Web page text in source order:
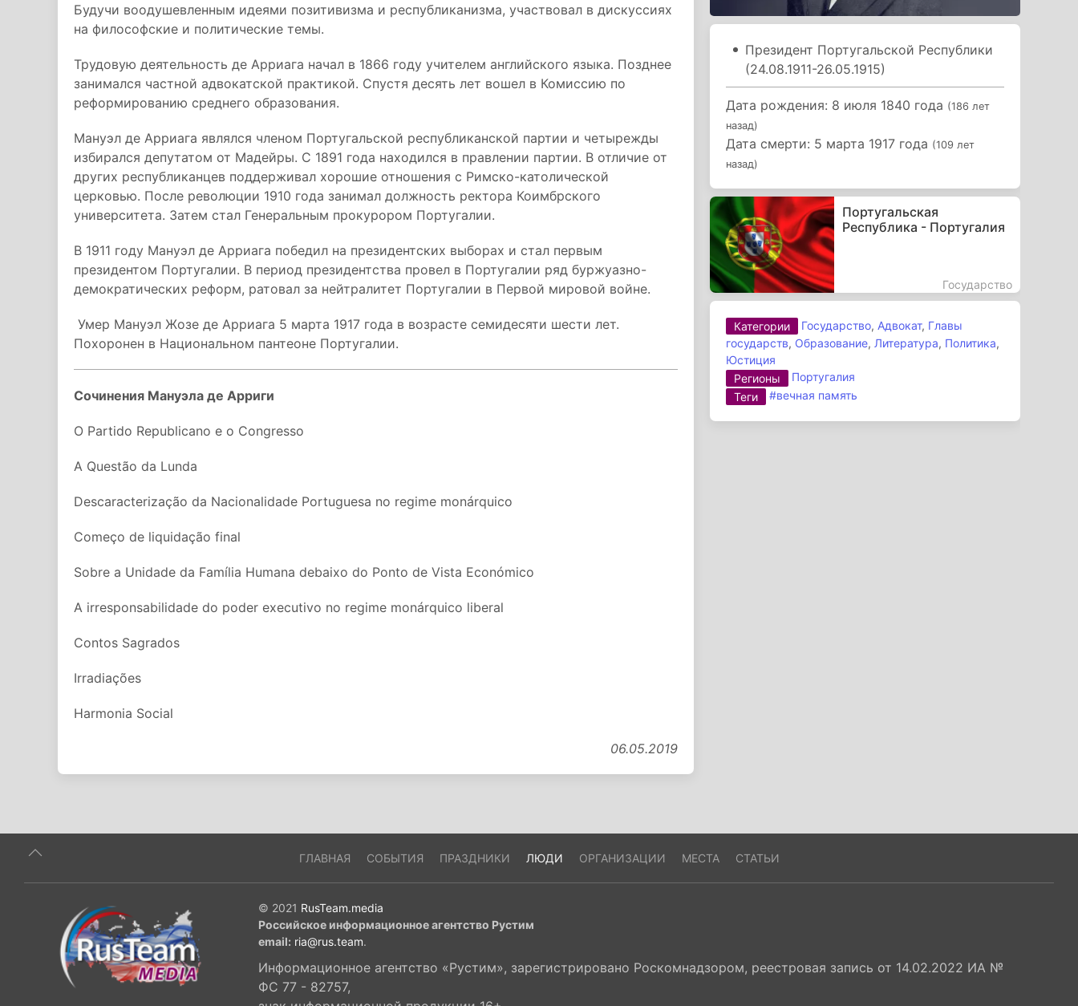
Будучи воодушевленным идеями позитивизма и республиканизма, участвовал в дискуссиях
на философские и политические темы.
Трудовую деятельность де Арриага начал в 1866 году учителем английского языка. Позднее
занимался частной адвокатской практикой. Спустя десять лет вошел в Комиссию по
реформированию среднего образования.
Мануэл де Арриага являлся членом Португальской республиканской партии и четырежды
избирался депутатом от Мадейры. С 1891 года находился в правлении партии. В отличие от
других республиканцев поддерживал хорошие отношения с Римско-католической
церковью. После революции 1910 года занимал должность ректора Коимбрского
университета. Затем стал Генеральным прокурором Португалии.
В 1911 году Мануэл де Арриага победил на президентских выборах и стал первым
президентом Португалии. В период президентства провел в Португалии ряд буржуазно-
демократических реформ, ратовал за нейтралитет Португалии в Первой мировой войне.
Умер Мануэл Жозе де Арриага 5 марта 1917 года в возрасте семидесяти шести лет.
Похоронен в Национальном пантеоне Португалии.
Сочинения Мануэла де Арриги
O Partido Republicano e o Congresso
A Questão da Lunda
Descaracterização da Nacionalidade Portuguesa no regime monárquico
Começo de liquidação final
Sobre a Unidade da Família Humana debaixo do Ponto de Vista Económico
A irresponsabilidade do poder executivo no regime monárquico liberal
Contos Sagrados
Irradiações
Harmonia Social
06.05.2019
Президент Португальской Республики
(24.08.1911-26.05.1915)
Дата рождения: 8 июля 1840 года (186 лет
назад)
Дата смерти: 5 марта 1917 года (109 лет
назад)
Португальская
Республика - Португалия
Государство
Категории Государство, Адвокат, Главы
государств, Образование, Литература, Политика,
Юстиция
Регионы
Португалия
Теги
#вечная память
ГЛАВНАЯ СОБЫТИЯ ПРАЗДНИКИ ЛЮДИ ОРГАНИЗАЦИИ МЕСТА СТАТЬИ
© 2021 RusTeam.media
Российское информационное агентство Рустим
email: ria@rus.team.
Информационное агентство «Рустим», зарегистрировано Роскомнадзором, реестровая запись от 14.02.2022 ИА №
ФС 77 - 82757,